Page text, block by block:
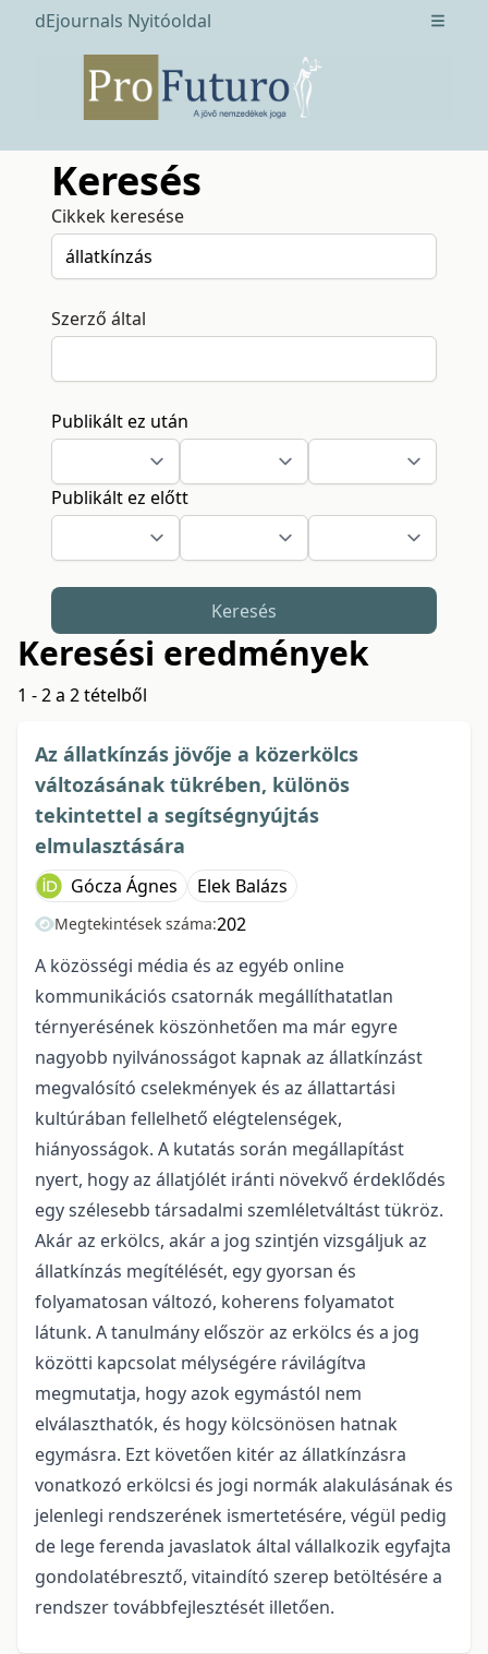
dEjournals Nyitóoldal Open
Keresés
Cikkek keresése
Szerző által
Publikált ez után
Publikált ez előtt
Keresés
Keresési eredmények
1 - 2 a 2 tételből
Az állatkínzás jövője a közerkölcs
változásának tükrében, különös
tekintettel a segítségnyújtás
elmulasztására
Gócza Ágnes Elek Balázs
Megtekintések száma:202
A közösségi média és az egyéb online
kommunikációs csatornák megállíthatatlan
térnyerésének köszönhetően ma már egyre
nagyobb nyilvánosságot kapnak az állatkínzást
megvalósító cselekmények és az állattartási
kultúrában fellelhető elégtelenségek,
hiányosságok. A kutatás során megállapítást
nyert, hogy az állatjólét iránti növekvő érdeklődés
egy szélesebb társadalmi szemléletváltást tükröz.
Akár az erkölcs, akár a jog szintjén vizsgáljuk az
állatkínzás megítélését, egy gyorsan és
folyamatosan változó, koherens folyamatot
látunk. A tanulmány először az erkölcs és a jog
közötti kapcsolat mélységére rávilágítva
megmutatja, hogy azok egymástól nem
elválaszthatók, és hogy kölcsönösen hatnak
egymásra. Ezt követően kitér az állatkínzásra
vonatkozó erkölcsi és jogi normák alakulásának és
jelenlegi rendszerének ismertetésére, végül pedig
de lege ferenda javaslatok által vállalkozik egyfajta
gondolatébresztő, vitaindító szerep betöltésére a
rendszer továbbfejlesztését illetően.